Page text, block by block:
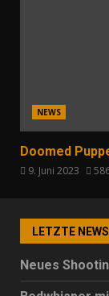
NEWS
Doomed
9. Juni 2023
LETZTE NEWS
Neues